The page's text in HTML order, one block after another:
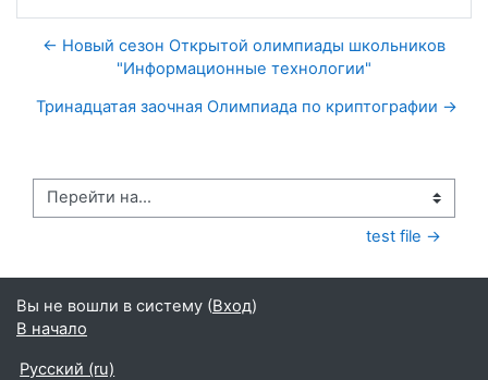
← Новый сезон Открытой олимпиады школьников
"Информационные технологии"
Тринадцатая заочная Олимпиада по криптографии →
Перейти на...
test file →
Вы не вошли в систему (Вход)
В начало
Русский ‎(ru)‎